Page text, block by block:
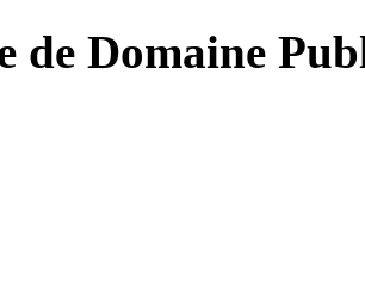
de Domaine